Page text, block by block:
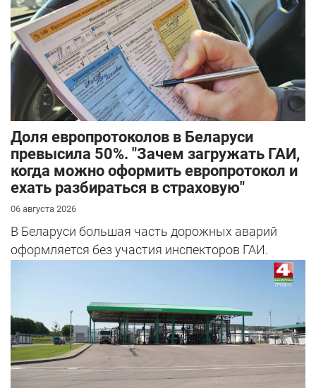
Доля европротоколов в Беларуси
превысила 50%. "Зачем загружать ГАИ,
когда можно оформить европротокол и
ехать разбираться в страховую"
06 августа 2026
В Беларуси большая часть дорожных аварий
оформляется без участия инспекторов ГАИ.